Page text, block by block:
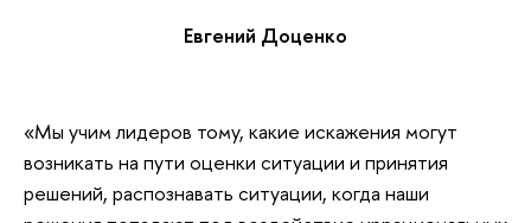
Евгений Доценко
«Мы учим лидеров тому, какие искажения могут
возникать на пути оценки ситуации и принятия
решений, распознавать ситуации, когда наши